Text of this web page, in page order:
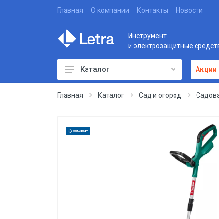
Главная О компании Контакты Новости
Инструмент
и электрозащитные
Каталог Акции
Главная Каталог Сад и огород